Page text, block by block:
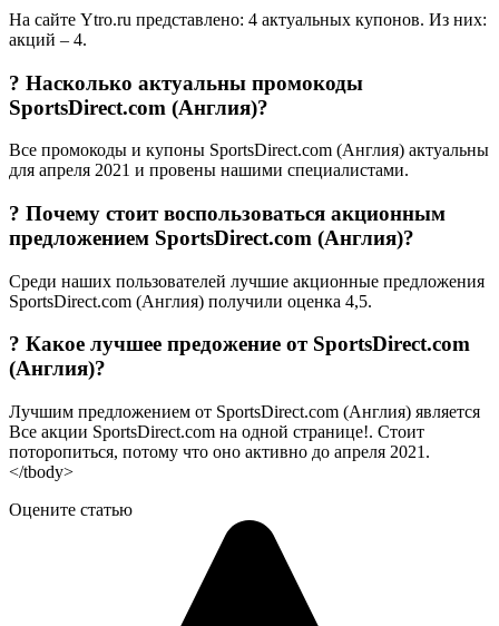
На сайте Ytro.ru представлено: 4 актуальных купонов. Из них:
акций – 4.
? Насколько актуальны промокоды
SportsDirect.com (Англия)?
Все промокоды и купоны SportsDirect.com (Англия) актуальны
для апреля 2021 и провены нашими специалистами.
? Почему стоит воспользоваться акционным
предложением SportsDirect.com (Англия)?
Среди наших пользователей лучшие акционные предложения
SportsDirect.com (Англия) получили оценка 4,5.
? Какое лучшее предожение от SportsDirect.com
(Англия)?
Лучшим предложением от SportsDirect.com (Англия) является
Все акции SportsDirect.com на одной странице!. Стоит
поторопиться, потому что оно активно до апреля 2021.
</tbody>
Оцените статью